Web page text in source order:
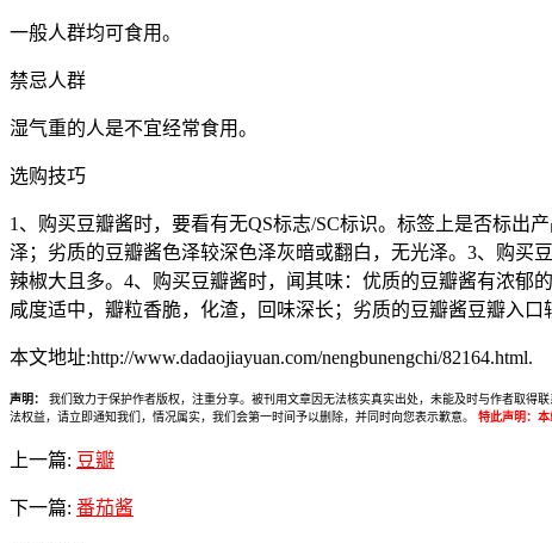
一般人群均可食用。
禁忌人群
湿气重的人是不宜经常食用。
选购技巧
1、购买豆瓣酱时，要看有无QS标志/SC标识。标签上是否标出
泽；劣质的豆瓣酱色泽较深色泽灰暗或翻白，无光泽。3、购买
辣椒大且多。4、购买豆瓣酱时，闻其味：优质的豆瓣酱有浓郁
咸度适中，瓣粒香脆，化渣，回味深长；劣质的豆瓣酱豆瓣入
本文地址:http://www.dadaojiayuan.com/nengbunengchi/82164.html.
声明：
我们致力于保护作者版权，注重分享。被刊用文章因无法核实真实出处，未能及时与作者取得
法权益，请立即通知我们，情况属实，我们会第一时间予以删除，并同时向您表示歉意。
特此声明：本
上一篇: 豆瓣
下一篇: 番茄酱